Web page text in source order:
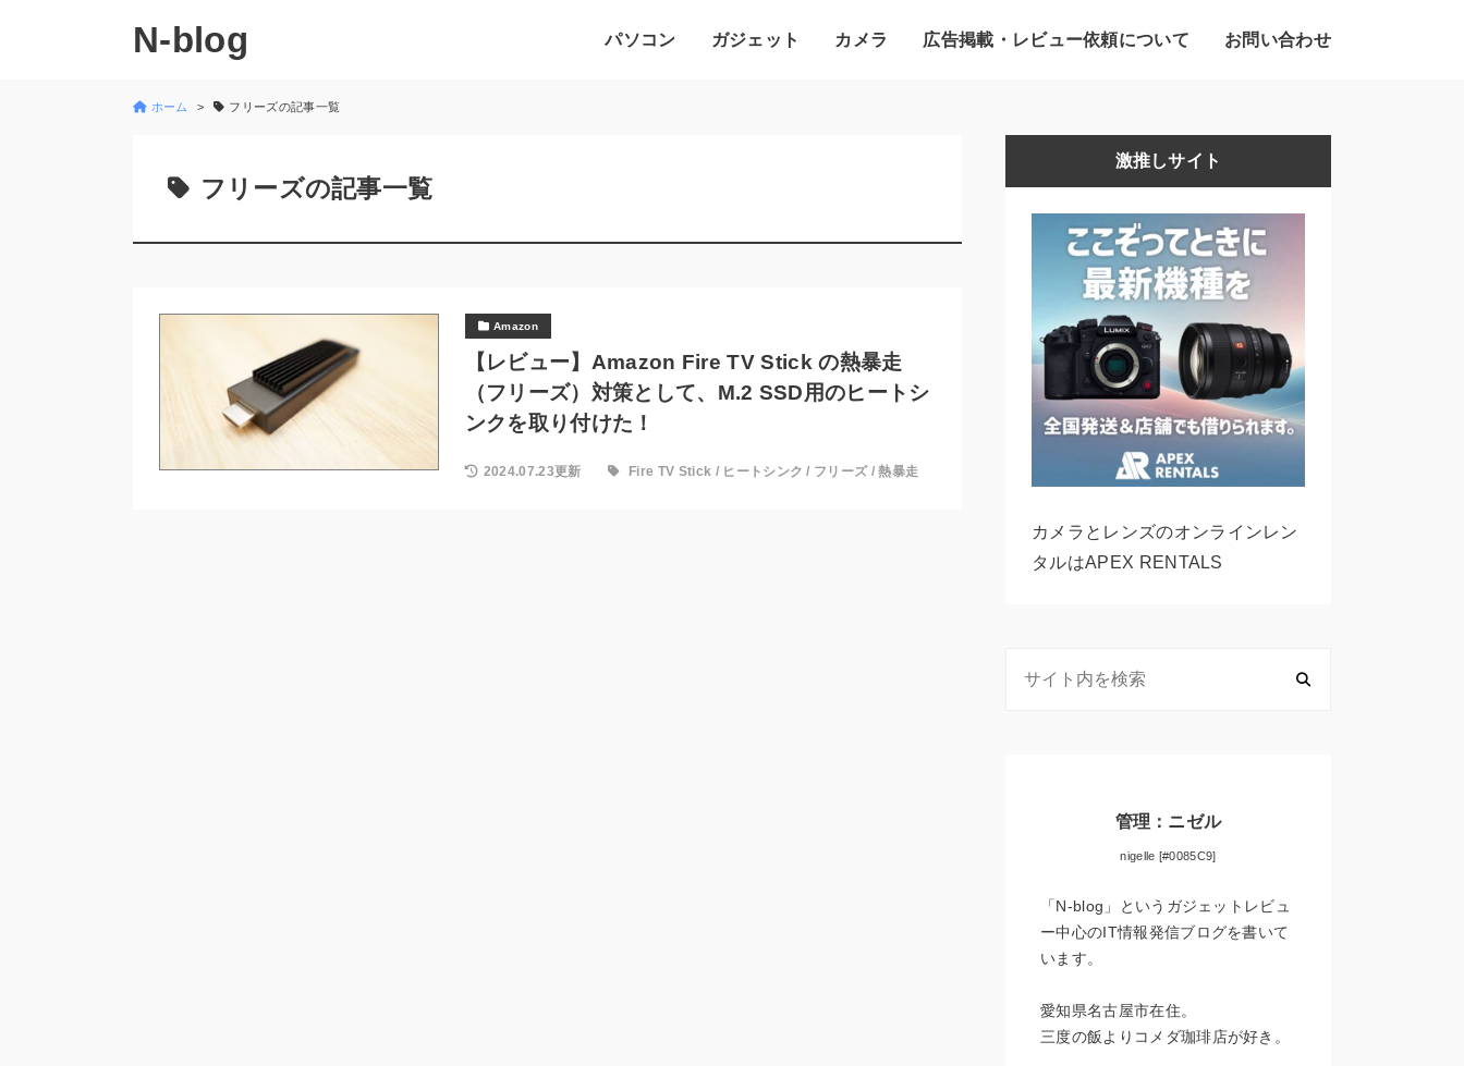
N-blog パソコン ガジェット カメラ 広告掲載・レビュー依頼について お問い合わせ
ホーム フリーズの記事一覧
フリーズの記事一覧
Amazon
【レビュー】Amazon Fire TV Stick の熱暴走
（フリーズ）対策として、M.2 SSD用のヒートシ
ンクを取り付けた！
2024.07.23更新 Fire TV Stick / ヒートシンク / フリーズ/熱暴走
激推しサイト
カメラとレンズのオンラインレン
タルはAPEX RENTALS
管理：ニゼル
nigelle [#0085C9]
「N-blog」というガジェットレビュ
ー中心のIT情報発信ブログを書いて
います。
愛知県名古屋市在住。
三度の飯よりコメダ珈琲店が好き。